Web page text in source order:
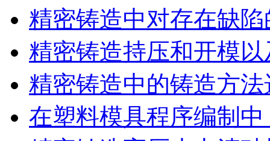
精密铸造中对存在缺
精密铸造持压和开模
精密铸造中的铸造方
在塑料模具程序编制